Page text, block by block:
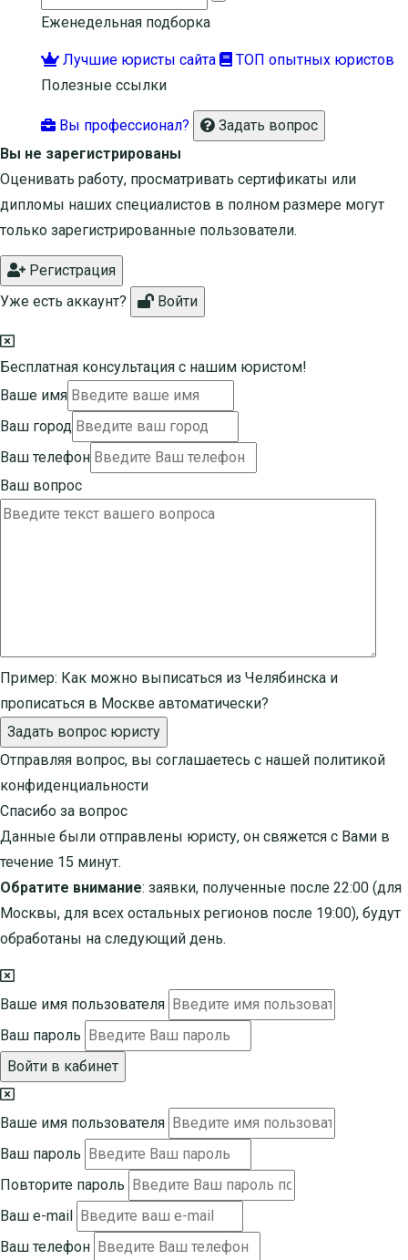
for:
Еженедельная подборка
Лучшие юристы сайта
ТОП опытных юристов
Полезные ссылки
Вы профессионал?
Задать вопрос
Вы не зарегистрированы
Оценивать работу, просматривать сертификаты или
дипломы наших специалистов в полном размере могут
только зарегистрированные пользователи.
Регистрация
Уже есть аккаунт?
Войти
Бесплатная консультация с нашим юристом!
Ваше имя
Ваш город
Ваш телефон
Ваш вопрос
Пример: Как можно выписаться из Челябинска и
прописаться в Москве автоматически?
Задать вопрос юристу
Отправляя вопрос, вы соглашаетесь с нашей политикой
конфиденциальности
Спасибо за вопрос
Данные были отправлены юристу, он свяжется с Вами в
течение 15 минут.
Обратите внимание: заявки, полученные после 22:00 (для
Москвы, для всех остальных регионов после 19:00), будут
обработаны на следующий день.
Ваше имя пользователя
Ваш пароль
Войти в кабинет
Ваше имя пользователя
Ваш пароль
Повторите пароль
Ваш e-mail
Ваш телефон